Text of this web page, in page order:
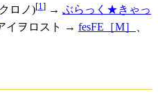
ロノ)[1] → ぶらっく★きゃっ
イヲロスト → fesFE［M］